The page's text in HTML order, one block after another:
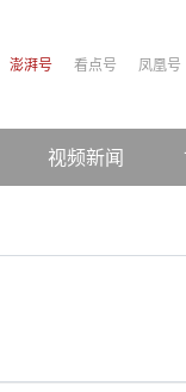
澎湃号 看点号 凤凰号
视频新闻